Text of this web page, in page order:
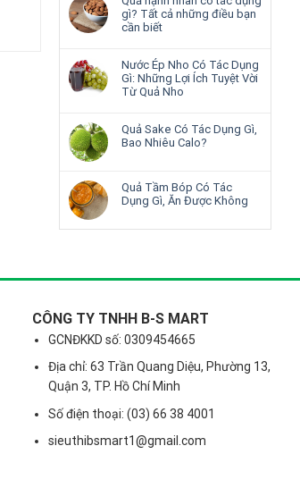
gì? Tất cả những điều bạn
cần biết
Nước Ép Nho Có Tác Dụng
Gì: Những Lợi Ích Tuyệt Vời
Từ Quả Nho
Quả Sake Có Tác Dụng Gì,
Bao Nhiêu Calo?
Quả Tầm Bóp Có Tác
Dụng Gì, Ăn Được Không
CÔNG TY TNHH B-S MART
GCNĐKKD số: 0309454665
Địa chỉ: 63 Trần Quang Diệu, Phường 13,
Quận 3, TP. Hồ Chí Minh
Số điện thoại: (03) 66 38 4001
sieuthibsmart1@gmail.com